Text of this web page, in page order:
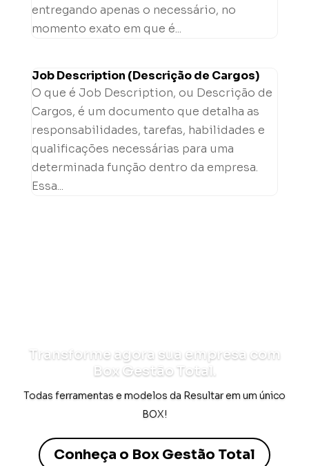
entregando apenas o necessário, no
momento exato em que é...
Job Description (Descrição de Cargos)
O que é Job Description, ou Descrição de
Cargos, é um documento que detalha as
responsabilidades, tarefas, habilidades e
qualificações necessárias para uma
determinada função dentro da empresa.
Essa...
Transforme agora sua empresa com
Box Gestão Total.
Todas ferramentas e modelos da Resultar em um único
BOX!
Conheça o Box Gestão Total